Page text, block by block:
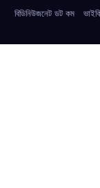
বিডিনিউজনেট ডট কম